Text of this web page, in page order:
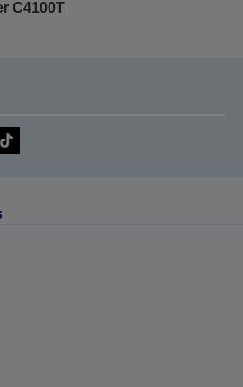
C4100T